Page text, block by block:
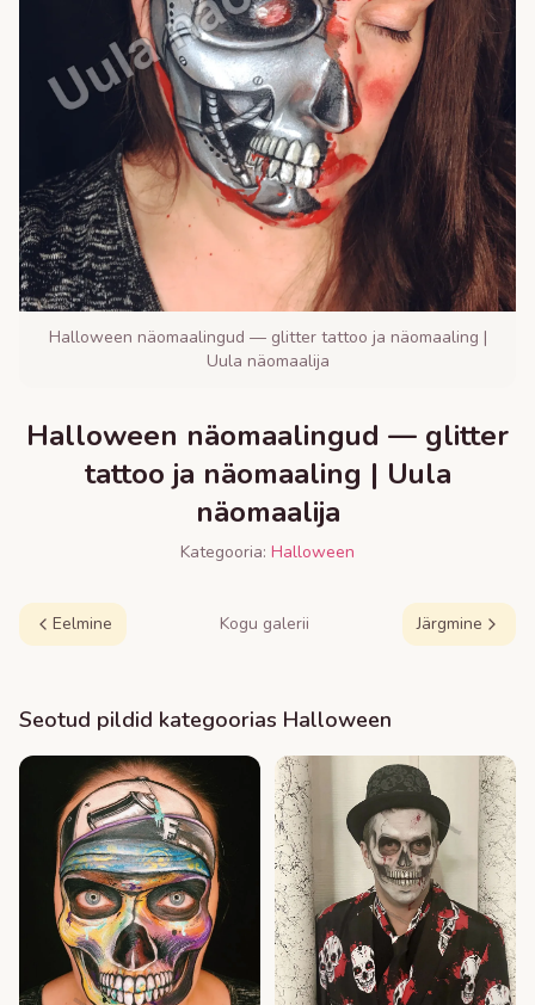
Halloween näomaalingud — glitter tattoo ja näomaaling |
Uula näomaalija
Halloween näomaalingud — glitter
tattoo ja näomaaling | Uula
näomaalija
Kategooria: Halloween
Eelmine Kogu galerii Järgmine
Seotud pildid kategoorias Halloween